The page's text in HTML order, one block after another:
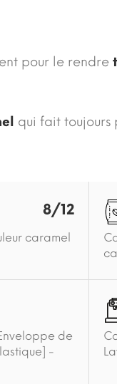
pour le rendre
qui fait toujours
8/12
caramel
de
-